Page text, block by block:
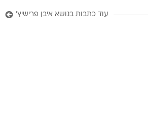
עוד כתבות בנושא איבן פרישיץ'